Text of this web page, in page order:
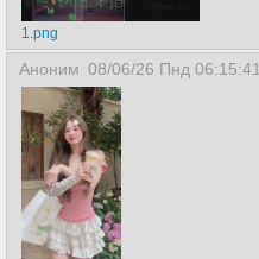
1.png
Аноним 08/06/26 Пнд 06:15:41